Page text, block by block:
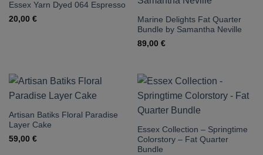
Essex Yarn Dyed 064 Espresso
20,00 €
Marine Delights Fat Quarter
Bundle by Samantha Neville
89,00 €
Artisan Batiks Floral Paradise
Layer Cake
59,00 €
Essex Collection – Springtime
Colorstory – Fat Quarter
Bundle